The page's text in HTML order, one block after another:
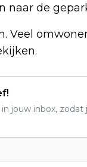
naar de
Veel
jouw inbox, zodat